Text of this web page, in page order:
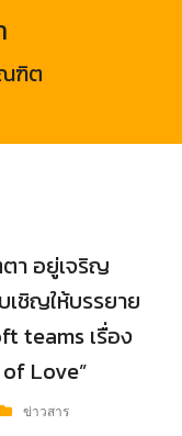
ฑิต
า อยู่เจริญ
เชิญให้บรรยาย
teams เรื่อง
Love”
ข่าวสาร